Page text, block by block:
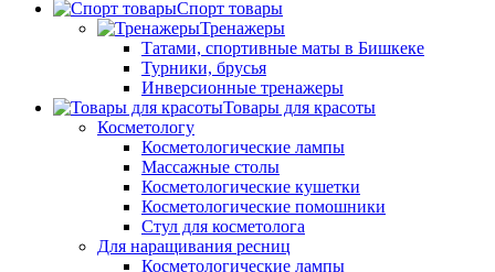
Спорт товары
Тренажеры
Татами, спортивные маты в Бишкеке
Турники, брусья
Инверсионные тренажеры
Товары для красоты
Косметологу
Косметологические лампы
Массажные столы
Косметологические кушетки
Косметологические помошники
Стул для косметолога
Для наращивания ресниц
Косметологические лампы